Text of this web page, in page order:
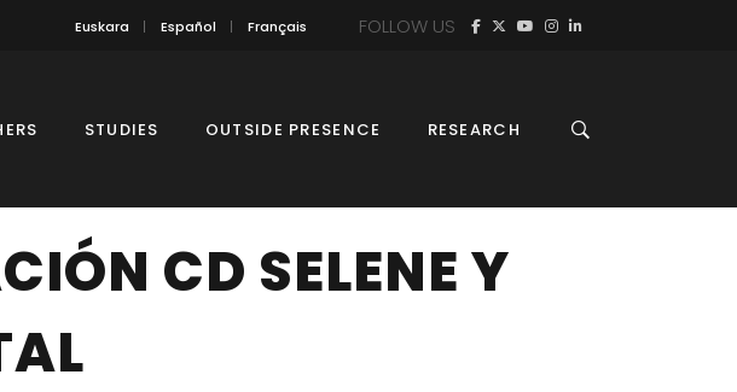
Euskara Español Français FOLLOW US
STUDIES OUTSIDE PRESENCE RESEARCH
CD SELENE Y